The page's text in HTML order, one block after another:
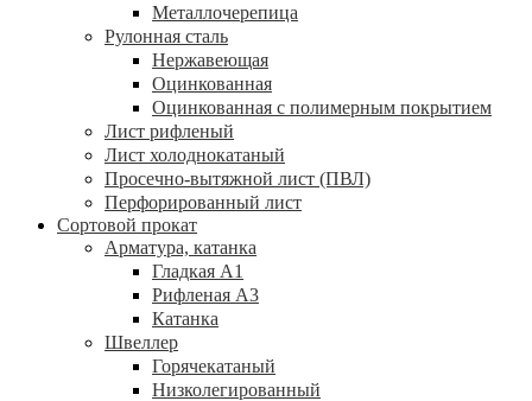
Металлочерепица
Рулонная сталь
Нержавеющая
Оцинкованная
Оцинкованная с полимерным покрытием
Лист рифленый
Лист холоднокатаный
Просечно-вытяжной лист (ПВЛ)
Перфорированный лист
Сортовой прокат
Арматура, катанка
Гладкая А1
Рифленая А3
Катанка
Швеллер
Горячекатаный
Низколегированный